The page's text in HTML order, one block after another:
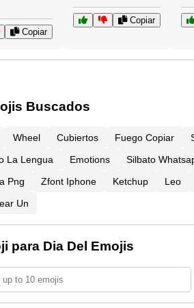
Copiar
Copiar
Buscados
Wheel Cubiertos Fuego Copiar
La Lengua Emotions
Silbato
Png Zfont Iphone Ketchup Leo
Un
para Dia Del Emojis